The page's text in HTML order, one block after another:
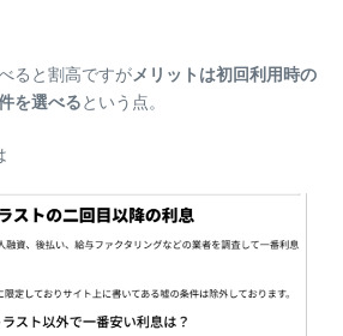
ると割高ですがメリットは初回利用時の
を選べるという点。